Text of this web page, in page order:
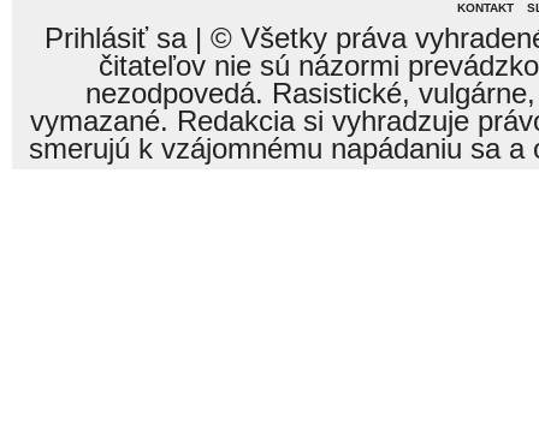
KONTAKT
Prihlásiť sa| © Všetky práva
čitateľov nie sú názormi
nezodpovedá. Rasistické,
vymazané. Redakcia si vyhradzuje
smerujú k vzájomnému napádaniu sa